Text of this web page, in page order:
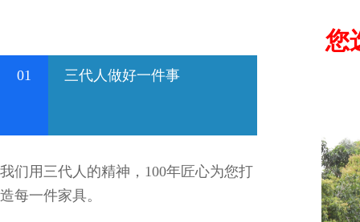
您
01 三代人做好一件事
我们用三代人的精神，100年匠心为您打
造每一件家具。